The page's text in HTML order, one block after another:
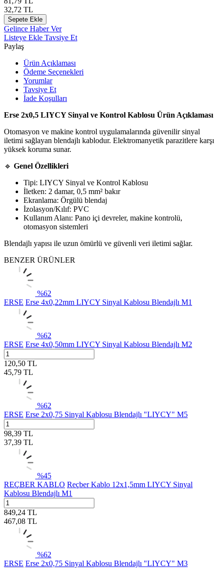
32,72 TL
Sepete Ekle
Gelince Haber Ver
Listeye Ekle Tavsiye Et
Paylaş
Ürün Açıklaması
Ödeme Seçenekleri
Yorumlar
Tavsiye Et
İade Koşulları
Erse 2x0,5 LIYCY Sinyal ve Kontrol Kablosu Ürün Açıklaması
Otomasyon ve makine kontrol uygulamalarında güvenilir sinyal
iletimi sağlayan blendajlı kablodur. Elektromanyetik parazitlere karşı
yüksek koruma sunar.
🔹 Genel Özellikleri
Tipi: LIYCY Sinyal ve Kontrol Kablosu
İletken: 2 damar, 0,5 mm² bakır
Ekranlama: Örgülü blendaj
İzolasyon/Kılıf: PVC
Kullanım Alanı: Pano içi devreler, makine kontrolü,
otomasyon sistemleri
Blendajlı yapısı ile uzun ömürlü ve güvenli veri iletimi sağlar.
BENZER ÜRÜNLER
%62
ERSE Erse 4x0,22mm LIYCY Sinyal Kablosu Blendajlı M1
%62
ERSE Erse 4x0,50mm LIYCY Sinyal Kablosu Blendajlı M2
120,50 TL
45,79 TL
%62
ERSE Erse 2x0,75 Sinyal Kablosu Blendajlı "LIYCY" M5
98,39 TL
37,39 TL
%45
REÇBER KABLO Reçber Kablo 12x1,5mm LIYCY Sinyal
Kablosu Blendajlı M1
849,24 TL
467,08 TL
%62
ERSE Erse 2x0,75 Sinyal Kablosu Blendajlı "LIYCY" M3